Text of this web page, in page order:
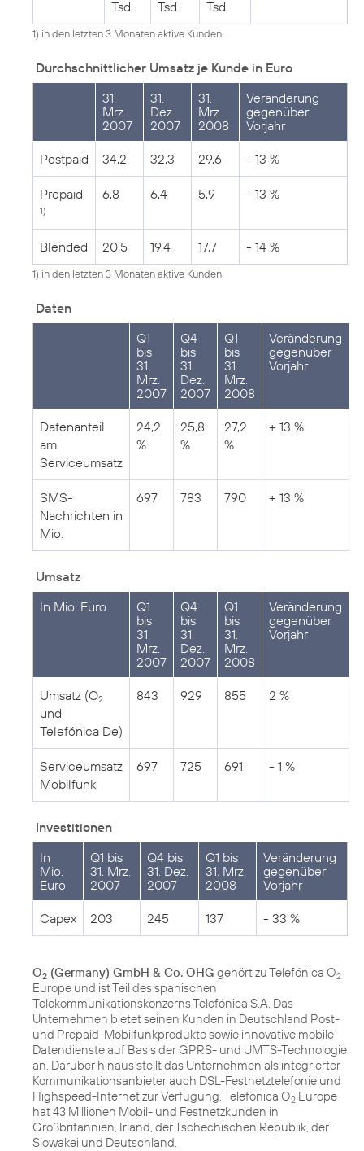
Tsd. Tsd. Tsd.
1) in den letzten 3 Monaten aktive Kunden
Durchschnittlicher Umsatz je Kunde in Euro
31.
Mrz.
2007
31.
Dez.
2007
31.
Mrz.
2008
Veränderung
gegenüber
Vorjahr
Postpaid 34,2 32,3 29,6 - 13 %
Prepaid
1)
6,8 6,4 5,9 - 13 %
Blended 20,5 19,4 17,7 - 14 %
1) in den letzten 3 Monaten aktive Kunden
Daten
Q1
bis
31.
Mrz.
2007
Q4
bis
31.
Dez.
2007
Q1
bis
31.
Mrz.
2008
Veränderung
gegenüber
Vorjahr
Datenanteil
am
Serviceumsatz
24,2
%
25,8
%
27,2
%
+ 13 %
SMS-
Nachrichten in
Mio.
697 783 790 + 13 %
Umsatz
In Mio. Euro
Q1
bis
31.
Mrz.
2007
Q4
bis
31.
Dez.
2007
Q1
bis
31.
Mrz.
2008
Veränderung
gegenüber
Vorjahr
Umsatz (O2
und
Telefónica De)
843 929 855 2 %
Serviceumsatz
Mobilfunk
697 725 691 - 1 %
Investitionen
In
Mio.
Euro
Q1 bis
31. Mrz.
2007
Q4 bis
31. Dez.
2007
Q1 bis
31. Mrz.
2008
Veränderung
gegenüber
Vorjahr
Capex 203 245 137 - 33 %
O2 (Germany) GmbH & Co. OHG gehört zu Telefónica O2
Europe und ist Teil des spanischen
Telekommunikationskonzerns Telefónica S.A. Das
Unternehmen bietet seinen Kunden in Deutschland Post-
und Prepaid-Mobilfunkprodukte sowie innovative mobile
Datendienste auf Basis der GPRS- und UMTS-Technologie
an. Darüber hinaus stellt das Unternehmen als integrierter
Kommunikationsanbieter auch DSL-Festnetztelefonie und
Highspeed-Internet zur Verfügung. Telefónica O2 Europe
hat 43 Millionen Mobil- und Festnetzkunden in
Großbritannien, Irland, der Tschechischen Republik, der
Slowakei und Deutschland.